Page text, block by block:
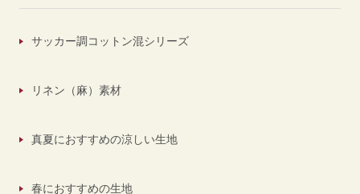
サッカー調コットン混シリーズ
リネン（麻）素材
真夏におすすめの涼しい生地
春におすすめの生地